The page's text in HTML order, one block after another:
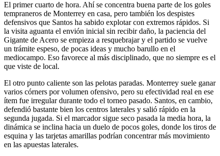
El primer cuarto de hora. Ahí se concentra buena parte de los goles
tempraneros de Monterrey en casa, pero también los despistes
defensivos que Santos ha sabido explotar con extremos rápidos. Si
la visita aguanta el envión inicial sin recibir daño, la paciencia del
Gigante de Acero se empieza a resquebrajar y el partido se vuelve
un trámite espeso, de pocas ideas y mucho barullo en el
mediocampo. Eso favorece al más disciplinado, que no siempre es el
que viste de local.
El otro punto caliente son las pelotas paradas. Monterrey suele ganar
varios córners por volumen ofensivo, pero su efectividad real en ese
ítem fue irregular durante todo el torneo pasado. Santos, en cambio,
defendió bastante bien los centros laterales y salió rápido en la
segunda jugada. Si el marcador sigue seco pasada la media hora, la
dinámica se inclina hacia un duelo de pocos goles, donde los tiros de
esquina y las tarjetas amarillas podrían concentrar más movimiento
en las apuestas laterales.